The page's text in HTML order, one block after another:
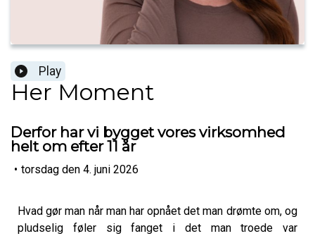
Play
Her Moment
Derfor har vi bygget vores virksomhed
helt om efter 11 år
• torsdag den 4. juni 2026
Hvad gør man når man har opnået det man drømte om, og
pludselig føler sig fanget i det man troede var